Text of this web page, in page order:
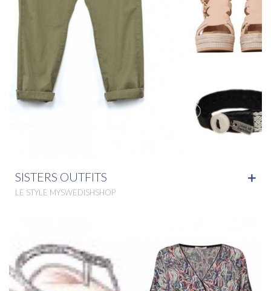
SISTERS OUTFITS
LE STYLE MYSWEDISHSHOP